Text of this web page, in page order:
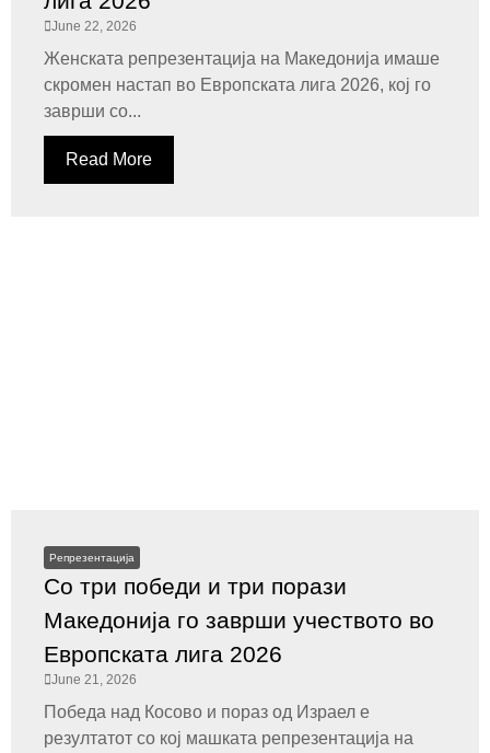
June 22, 2026
Женската репрезентација на Македонија имаше
скромен настап во Европската лига 2026, кој го
заврши со...
Read More
Репрезентација
Со три победи и три порази
Македонија го заврши учеството во
Европската лига 2026
June 21, 2026
Победа над Косово и пораз од Израел е
резултатот со кој машката репрезентација на